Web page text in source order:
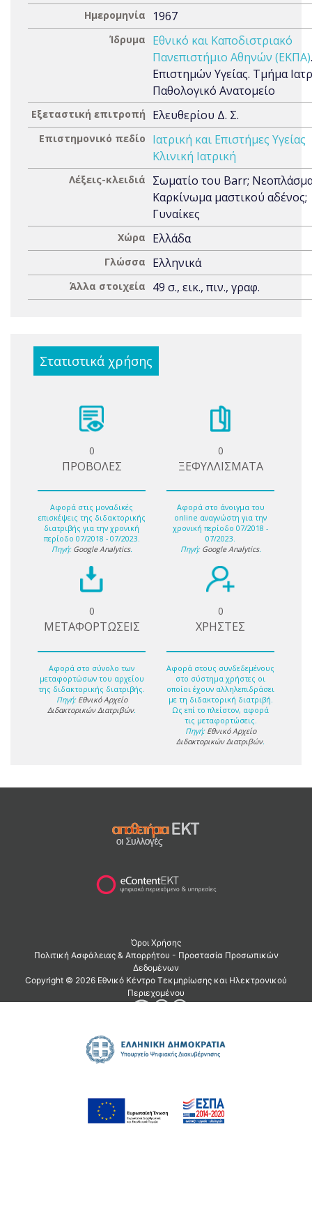
Ημερομηνία 1967
Ίδρυμα
Εθνικό και Καποδιστριακό
Πανεπιστήμιο Αθηνών (ΕΚΠΑ)
Επιστημών Υγείας. Τμήμα
Παθολογικό Ανατομείο
Εξεταστική επιτροπή Ελευθερίου Δ. Σ.
Επιστημονικό πεδίο
Ιατρική και Επιστήμες Υγείας
Κλινική Ιατρική
Λέξεις-κλειδιά
Σωματίο του Barr;
Καρκίνωμα μαστικού αδένος;
Γυναίκες
Χώρα Ελλάδα
Γλώσσα Ελληνικά
Άλλα στοιχεία 49 σ., εικ., πιν., γραφ.
Στατιστικά χρήσης
0
ΠΡΟΒΟΛΕΣ
Αφορά στις μοναδικές
επισκέψεις της διδακτορικής
διατριβής για την χρονική
περίοδο 07/2018 - 07/2023.
Πηγή: Google Analytics.
0
ΞΕΦΥΛΛΙΣΜΑΤΑ
Αφορά στο άνοιγμα του
online αναγνώστη για την
χρονική περίοδο 07/2018 -
07/2023.
Πηγή: Google Analytics.
0
ΜΕΤΑΦΟΡΤΩΣΕΙΣ
Αφορά στο σύνολο των
μεταφορτώσων του αρχείου
της διδακτορικής διατριβής.
Πηγή: Εθνικό Αρχείο
Διδακτορικών Διατριβών.
0
ΧΡΗΣΤΕΣ
Αφορά στους συνδεδεμένους
στο σύστημα χρήστες οι
οποίοι έχουν αλληλεπιδράσει
με τη διδακτορική διατριβή.
Ως επί το πλείστον, αφορά
τις μεταφορτώσεις.
Πηγή: Εθνικό Αρχείο
Διδακτορικών Διατριβών.